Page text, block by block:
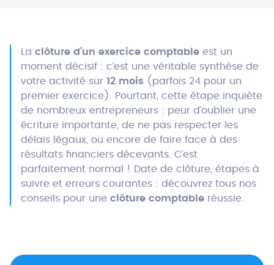
La clôture d’un exercice comptable est un
moment décisif : c’est une véritable synthèse de
votre activité sur 12 mois (parfois 24 pour un
premier exercice). Pourtant, cette étape inquiète
de nombreux entrepreneurs : peur d’oublier une
écriture importante, de ne pas respecter les
délais légaux, ou encore de faire face à des
résultats financiers décevants. C’est
parfaitement normal ! Date de clôture, étapes à
suivre et erreurs courantes : découvrez tous nos
conseils pour une clôture comptable réussie.